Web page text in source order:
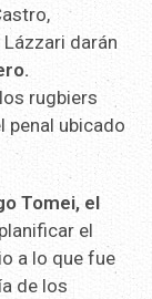
darán
rugbiers
penal ubicado
Tomei, el
el
a lo que fue
de los